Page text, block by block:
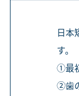
日本
す。
①最
②歯